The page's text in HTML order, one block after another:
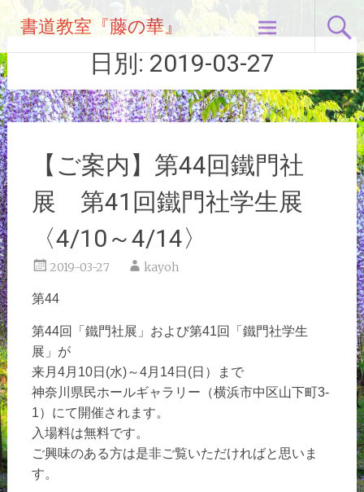
テ
ン
ツ
へ
ス
キ
ッ
プ
書道教室『藤の華』
日別: 2019-03-27
【ご案内】第44回鐵門社
展 第41回鐵門社学生展
〈4/10～4/14〉
2019-03-27 kayoh
第44
第44回
「鐵門社展」および第41回「鐵門社学生
展」が
来月4月10日(水)～4月14日(日）まで
神奈川県民ホールギャラリー（横浜市中区山下町3-
1）にて開催されます。
入場料は無料です。
ご興味のある方は是非ご覧いただければと思いま
す。